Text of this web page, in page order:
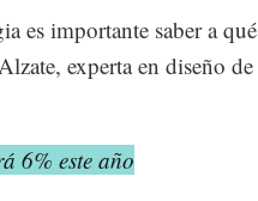
es importante saber a qué
experta en diseño de
6% este año